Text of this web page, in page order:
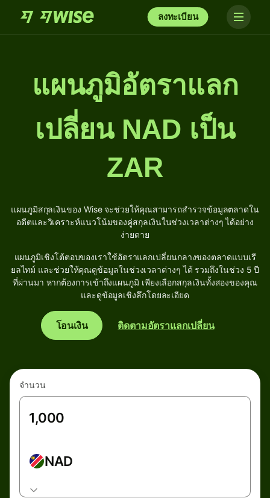
ลงทะเบียน
แผนภูมิอัตราแลก
เปลี่ยน NAD เป็น
ZAR
แผนภูมิสกุลเงินของ Wise จะช่วยให้คุณสามารถสำรวจข้อมูลตลาดใน
อดีตและวิเคราะห์แนวโน้มของคู่สกุลเงินในช่วงเวลาต่างๆ ได้อย่าง
ง่ายดาย
แผนภูมิเชิงโต้ตอบของเราใช้อัตราแลกเปลี่ยนกลางของตลาดแบบเรี
ยลไทม์ และช่วยให้คุณดูข้อมูลในช่วงเวลาต่างๆ ได้ รวมถึงในช่วง 5 ปี
ที่ผ่านมา หากต้องการเข้าถึงแผนภูมิ เพียงเลือกสกุลเงินทั้งสองของคุณ
และดูข้อมูลเชิงลึกโดยละเอียด
โอนเงิน ติดตามอัตราแลกเปลี่ยน
จำนวน
NAD